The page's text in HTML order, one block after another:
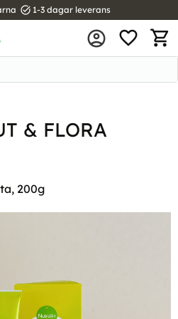
task_alt 1-3 dagar leverans
& FLORA
200g